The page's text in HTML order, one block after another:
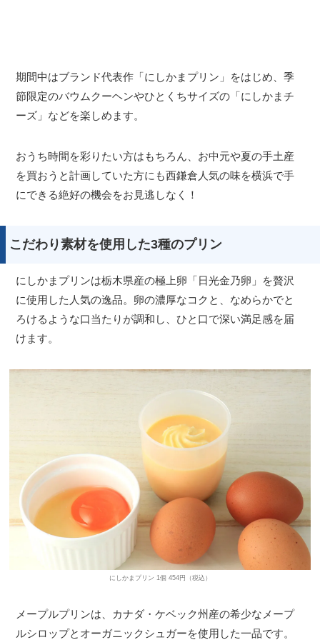
期間中はブランド代表作「にしかまプリン」をはじめ、季
節限定のバウムクーヘンやひとくちサイズの「にしかまチ
ーズ」などを楽しめます。
おうち時間を彩りたい方はもちろん、お中元や夏の手土産
を買おうと計画していた方にも西鎌倉人気の味を横浜で手
にできる絶好の機会をお見逃しなく！
こだわり素材を使用した3種のプリン
にしかまプリンは栃木県産の極上卵「日光金乃卵」を贅沢
に使用した人気の逸品。卵の濃厚なコクと、なめらかでと
ろけるような口当たりが調和し、ひと口で深い満足感を届
けます。
にしかまプリン 1個 454円（税込）
メープルプリンは、カナダ・ケベック州産の希少なメープ
ルシロップとオーガニックシュガーを使用した一品です。